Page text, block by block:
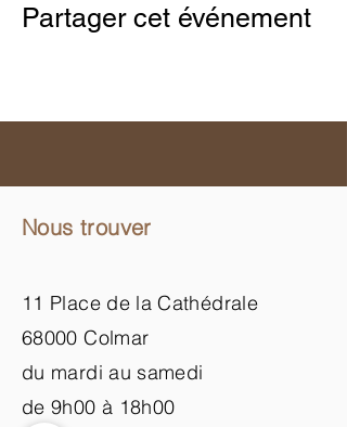
Partager cet événement
Nous trouver
11 Place de la Cathédrale
68000 Colmar
du mardi au samedi
de 9h00 à 18h00